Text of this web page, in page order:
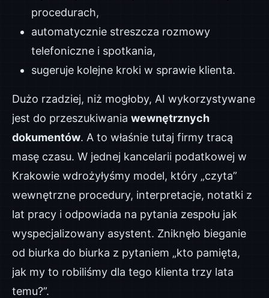
procedurach,
automatycznie streszcza rozmowy
telefoniczne i spotkania,
sugeruje kolejne kroki w sprawie klienta.
Dużo rzadziej, niż mogłoby, AI wykorzystywane
jest do przeszukiwania wewnętrznych
dokumentów. A to właśnie tutaj firmy tracą
masę czasu. W jednej kancelarii podatkowej w
Krakowie wdrożyłyśmy model, który „czyta”
wewnętrzne procedury, interpretacje, notatki z
lat pracy i odpowiada na pytania zespołu jak
wyspecjalizowany asystent. Zniknęło bieganie
od biurka do biurka z pytaniem „kto pamięta,
jak my to robiliśmy dla tego klienta trzy lata
temu?”.